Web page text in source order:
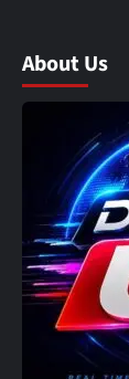
About Us